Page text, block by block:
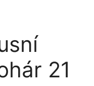
21